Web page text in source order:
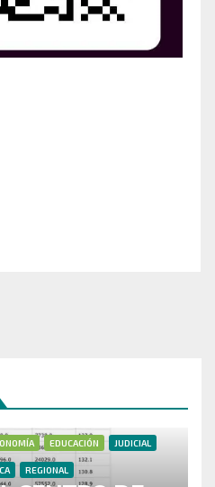
EDUCACIÓN JUDICIAL
REGIONAL